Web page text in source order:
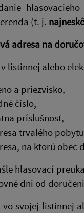
(t. j.
adresa na
listinnej alebo
a priezvisko,
číslo,
príslušnosť,
trvalého
na ktorú obec
hlasovací
dni od
vo svojej listinnej